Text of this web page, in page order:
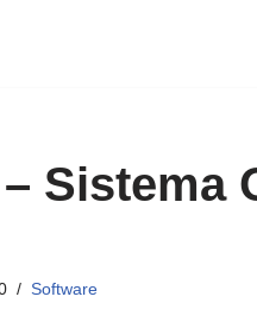
Sistema
Software